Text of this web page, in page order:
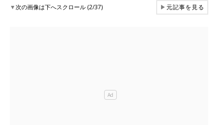
▼次の画像は下へスクロール (2/37) ▶元記事を見る